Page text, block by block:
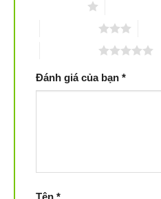
Đánh giá của bạn *